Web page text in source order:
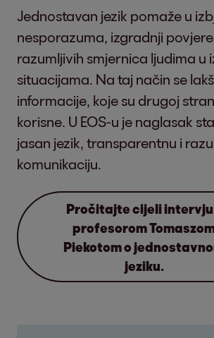
Jednostavan jezik pomaže u
nesporazuma, izgradnji
razumljivih smjernica ljudima u
situacijama. Na taj način se
informacije, koje su drugoj
korisne. U EOS-u je naglasak
jasan jezik, transparentnu i
komunikaciju.
Pročitajte cijeli intervju
profesorom
Piekotom o
jeziku.